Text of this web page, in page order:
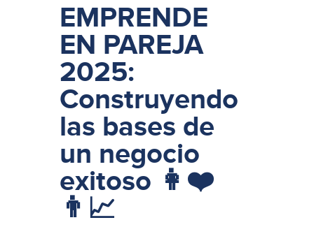
EMPRENDE
EN PAREJA
2025:
Construyendo
las bases de
un negocio
exitoso 👩❤️
👨📈